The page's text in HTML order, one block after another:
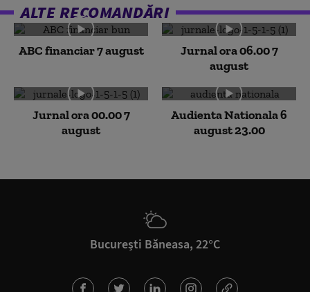
ALTE RECOMANDĂRI
ABC financiar 7 august
Jurnal ora 06.00 7
august
Jurnal ora 00.00 7
august
Audienta Nationala 6
august 23.00
București Băneasa, 22°C